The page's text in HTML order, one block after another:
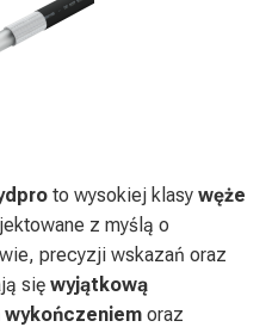
to wysokiej klasy węże
z myślą o
precyzji wskazań oraz
się wyjątkową
wykończeniem oraz